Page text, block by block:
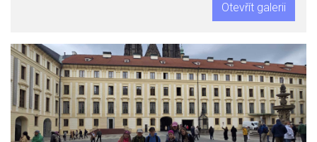
Otevřít galerii